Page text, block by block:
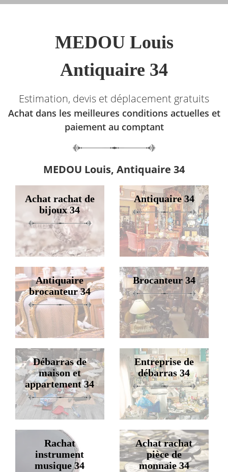
MEDOU Louis
Antiquaire 34
Estimation, devis et déplacement gratuits
Achat dans les meilleures conditions actuelles et
paiement au comptant
MEDOU Louis, Antiquaire 34
Achat rachat de
bijoux 34
Antiquaire 34
Antiquaire
brocanteur 34
Brocanteur 34
Débarras de
maison et
appartement 34
Entreprise de
débarras 34
Rachat
instrument
musique 34
Achat rachat
pièce de
monnaie 34